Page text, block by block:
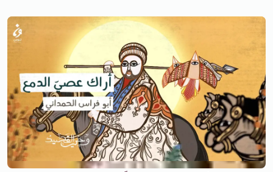
كاملة مع يوسف موسى .